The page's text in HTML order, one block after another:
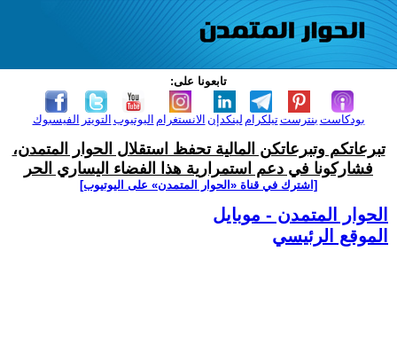
تابعونا على:
الفيسبوك التويتر اليوتيوب الانستغرام لينكدإن تيلكرامبنترست بودكاست
تبرعاتكم وتبرعاتكن المالية تحفظ استقلال الحوار المتمدن،
فشاركونا في دعم استمرارية هذا الفضاء اليساري الحر
[اشترك في قناة ‫«الحوار المتمدن» على اليوتيوب]
الحوار المتمدن - موبايل
الموقع الرئيسي